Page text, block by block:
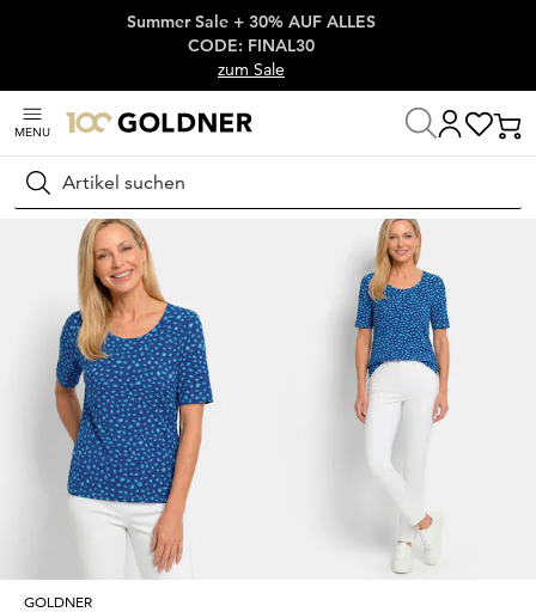
Überspringe Navigation, direkt zum Content
Summer Sale + 30% AUF ALLES
CODE: FINAL30
zum Sale
MENU
Suchen
Startseite Damenmode
GOLDNER